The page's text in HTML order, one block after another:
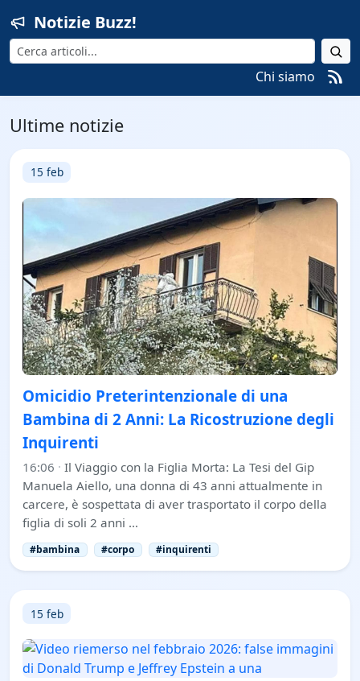
Notizie Buzz!
Cerca
Chi siamo
Ultime notizie
15 feb
Omicidio Preterintenzionale di una
Bambina di 2 Anni: La Ricostruzione degli
Inquirenti
16:06 · Il Viaggio con la Figlia Morta: La Tesi del Gip
Manuela Aiello, una donna di 43 anni attualmente in
carcere, è sospettata di aver trasportato il corpo della
figlia di soli 2 anni …
#bambina #corpo #inquirenti
15 feb